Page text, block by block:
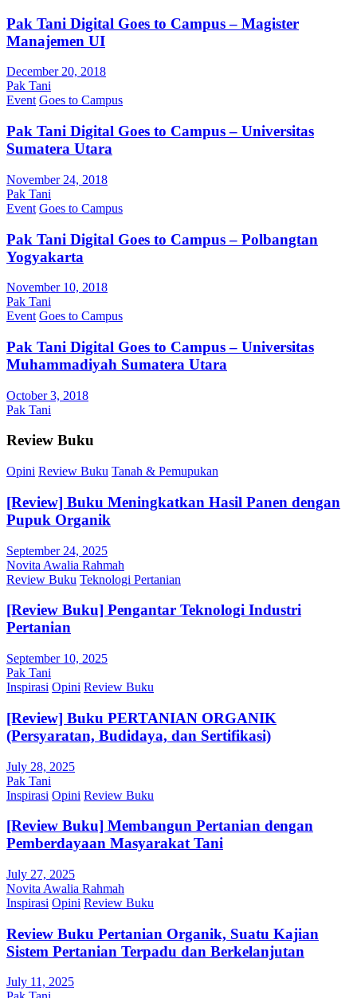
Pak Tani Digital Goes to Campus – Magister
Manajemen UI
December 20, 2018
Pak Tani
Event Goes to Campus
Pak Tani Digital Goes to Campus – Universitas
Sumatera Utara
November 24, 2018
Pak Tani
Event Goes to Campus
Pak Tani Digital Goes to Campus – Polbangtan
Yogyakarta
November 10, 2018
Pak Tani
Event Goes to Campus
Pak Tani Digital Goes to Campus – Universitas
Muhammadiyah Sumatera Utara
October 3, 2018
Pak Tani
Review Buku
Opini Review Buku Tanah & Pemupukan
[Review] Buku Meningkatkan Hasil Panen dengan
Pupuk Organik
September 24, 2025
Novita Awalia Rahmah
Review Buku Teknologi Pertanian
[Review Buku] Pengantar Teknologi Industri
Pertanian
September 10, 2025
Pak Tani
Inspirasi Opini Review Buku
[Review] Buku PERTANIAN ORGANIK
(Persyaratan, Budidaya, dan Sertifikasi)
July 28, 2025
Pak Tani
Inspirasi Opini Review Buku
[Review Buku] Membangun Pertanian dengan
Pemberdayaan Masyarakat Tani
July 27, 2025
Novita Awalia Rahmah
Inspirasi Opini Review Buku
Review Buku Pertanian Organik, Suatu Kajian
Sistem Pertanian Terpadu dan Berkelanjutan
July 11, 2025